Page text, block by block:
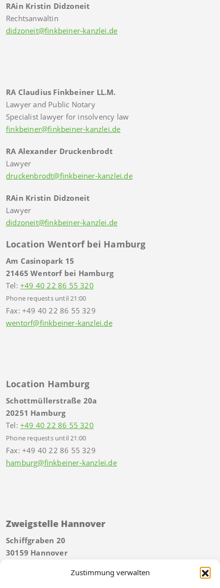
Zustimmung verwalten
RAin Kristin Didzoneit
Rechtsanwältin
didzoneit@finkbeiner-kanzlei.de
RA Claudius Finkbeiner LL.M.
Lawyer and Public Notary
Specialist lawyer for insolvency law
finkbeiner@finkbeiner-kanzlei.de
RA Alexander Druckenbrodt
Lawyer
druckenbrodt@finkbeiner-kanzlei.de
RAin Kristin Didzoneit
Lawyer
didzoneit@finkbeiner-kanzlei.de
Location Wentorf bei Hamburg
Am Casinopark 15
21465 Wentorf bei Hamburg
Tel: +49 40 22 86 55 320
Phone requests until 21:00
Fax: +49 40 22 86 55 329
wentorf@finkbeiner-kanzlei.de
Location Hamburg
Schottmüllerstraße 20a
20251 Hamburg
Tel: +49 40 22 86 55 320
Phone requests until 21:00
Fax: +49 40 22 86 55 329
hamburg@finkbeiner-kanzlei.de
Zweigstelle Hannover
Schiffgraben 20
30159 Hannover
Telefonische Erreichbarkeit bis 21 Uhr